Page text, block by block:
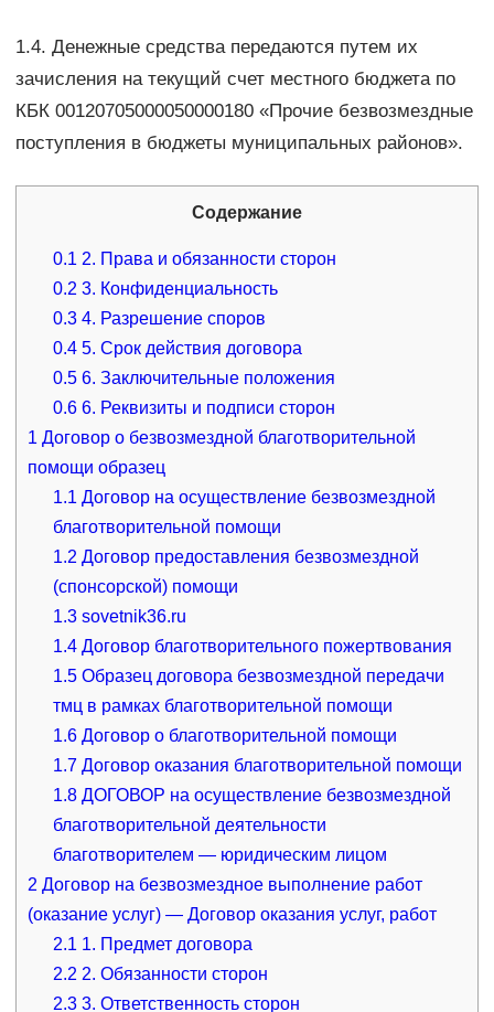
1.4. Денежные средства передаются путем их
зачисления на текущий счет местного бюджета по
КБК 00120705000050000180 «Прочие безвозмездные
поступления в бюджеты муниципальных районов».
Содержание
0.1 2. Права и обязанности сторон
0.2 3. Конфиденциальность
0.3 4. Разрешение споров
0.4 5. Срок действия договора
0.5 6. Заключительные положения
0.6 6. Реквизиты и подписи сторон
1Договор о безвозмездной благотворительной
помощи образец
1.1 Договор на осуществление безвозмездной
благотворительной помощи
1.2 Договор предоставления безвозмездной
(спонсорской) помощи
1.3 sovetnik36.ru
1.4 Договор благотворительного пожертвования
1.5 Образец договора безвозмездной передачи
тмц в рамках благотворительной помощи
1.6 Договор о благотворительной помощи
1.7 Договор оказания благотворительной помощи
1.8 ДОГОВОР на осуществление безвозмездной
благотворительной деятельности
благотворителем — юридическим лицом
2Договор на безвозмездное выполнение работ
(оказание услуг) — Договор оказания услуг, работ
2.1 1. Предмет договора
2.2 2. Обязанности сторон
2.3 3. Ответственность сторон